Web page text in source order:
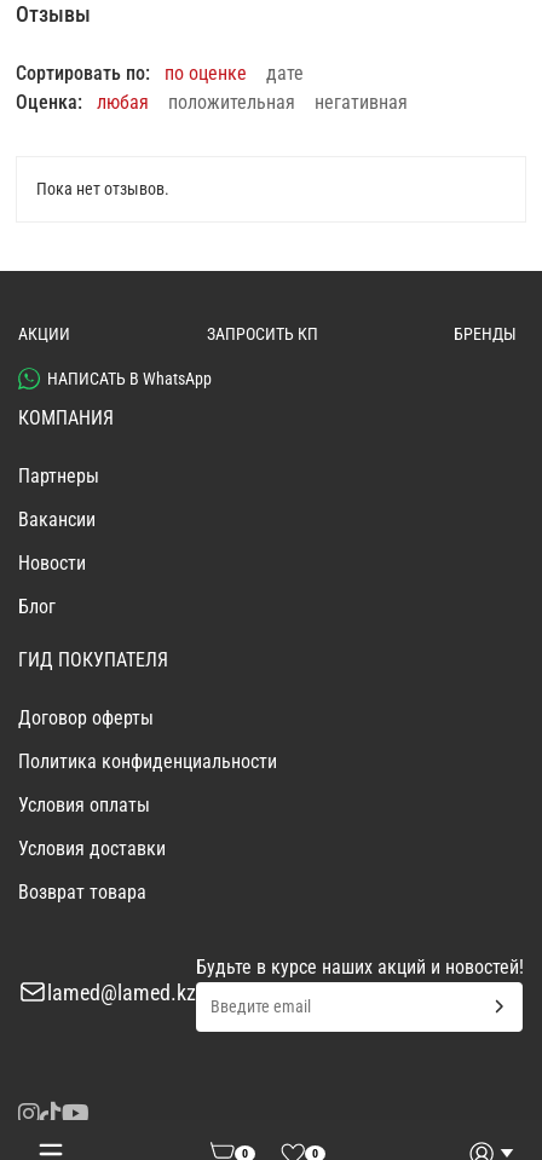
0 0
Отзывы
Сортировать по: по оценке
дате
Оценка:
любая положительная негативная
Пока нет отзывов.
АКЦИИ ЗАПРОСИТЬ КП БРЕНДЫ
НАПИСАТЬ В WhatsApp
КОМПАНИЯ
Партнеры
Вакансии
Новости
Блог
ГИД ПОКУПАТЕЛЯ
Договор оферты
Политика конфиденциальности
Условия оплаты
Условия доставки
Возврат товара
lamed@lamed.kz
Будьте в курсе наших акций и новостей!